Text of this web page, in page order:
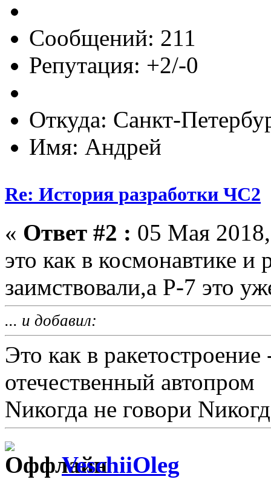
Сообщений: 211
Репутация: +2/-0
Откуда: Санкт-
Имя: Андрей
Re: История разработки ЧС2
« Ответ #2 : 05 Мая
это как в космонавтике и
заимствовали,а Р-7 это
... и добавил:
Это как в
отечественный автопром
Nикогда не говори
VeschiiOleg